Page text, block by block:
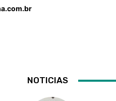
NOTICIAS